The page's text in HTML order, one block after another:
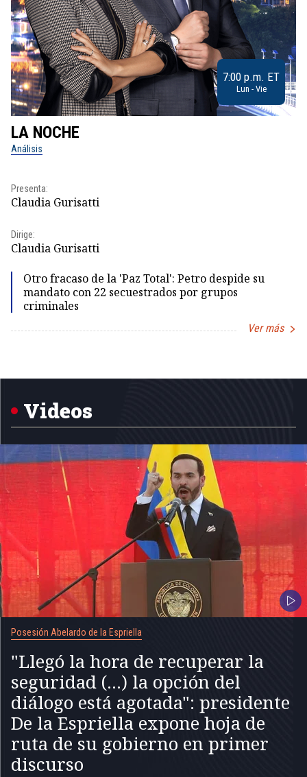
7:00 p.m. ET
Lun - Vie
LA NOCHE
Análisis
Presenta:
Claudia Gurisatti
Dirige:
Claudia Gurisatti
Otro fracaso de la 'Paz Total': Petro despide su
mandato con 22 secuestrados por grupos
criminales
Ver más
5
Videos
Posesión Abelardo de la Espriella
"Llegó la hora de recuperar la
seguridad (...) la opción del
diálogo está agotada": presidente
De la Espriella expone hoja de
ruta de su gobierno en primer
discurso